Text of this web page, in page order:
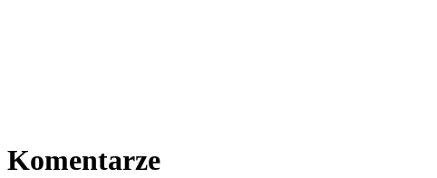
Komentarze